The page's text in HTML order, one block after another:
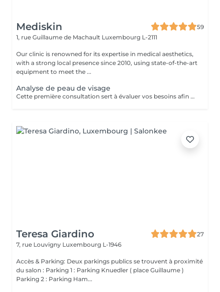
Mediskin
59
1, rue Guillaume de Machault Luxembourg L-2111
Our clinic is renowned for its expertise in medical aesthetics,
with a strong local presence since 2010, using state-of-the-art
equipment to meet the ...
Analyse de peau de visage
Cette première consultation sert à évaluer vos besoins afin de vous guider vers les soins sur mesure qui répondront au mieux. À cette occasion, toutes les informations nécessaires, telles que les contre-indications, les résultats attendus et autres détails importants, vous seront fournies pour assurer une prise en charge optimale et vous garantir un suivi personnalisé.
Teresa Giardino
27
7, rue Louvigny Luxembourg L-1946
Accès & Parking: Deux parkings publics se trouvent à proximité
du salon : Parking 1 : Parking Knuedler ( place Guillaume )
Parking 2 : Parking Ham...